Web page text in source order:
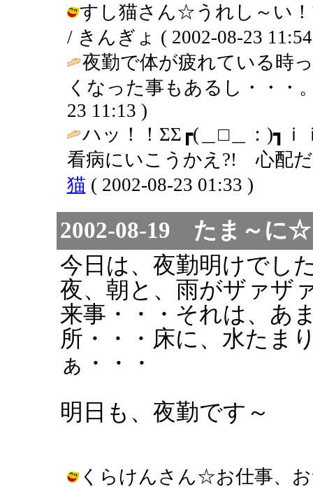
すし猫さん☆うれし～い
/ きんぎょ ( 2002-08-23
夜勤で体が疲れている時
くなった事もあるし・・・
23 11:13 )
ハッ！！ΣΣ┏(＿□＿：)┓
看病にいこうかえ?! 心配
猫 ( 2002-08-23 01:33 )
2002-08-19 たま～
今日は、夜勤明けでし
夜、朝と、雨がザァザ
来事・・・それは、あ
所・・・床に、水たま
ぁ・・・
明日も、夜勤です～
くらけんさん☆お仕事、